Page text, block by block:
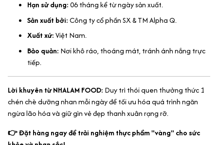
Hạn sử dụng:06 tháng kể từ ngày sản xuất.
Sản xuất bởi:Công ty cổ phần SX & TM Alpha Q.
Xuất xứ:Việt Nam.
Bảo quản: Nơi khô ráo, thoáng mát, tránh ánh nắng trực
tiếp.
Lời khuyên từ NHALAM FOOD: Duy trì thói quen thưởng thức 1
chén chè dưỡng nhan mỗi ngày để tối ưu hóa quá trình ngăn
ngừa lão hóa và giữ gìn vẻ đẹp thanh xuân rạng rỡ.
👉 Đặt hàng ngay để trải nghiệm thực phẩm "vàng" cho sức